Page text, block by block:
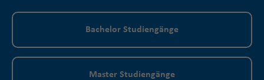
Bachelor Studiengänge
Master Studiengänge